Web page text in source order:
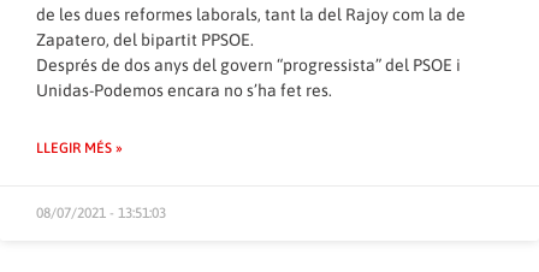
de les dues reformes laborals, tant la del Rajoy com la de
Zapatero, del bipartit PPSOE.
Després de dos anys del govern “progressista” del PSOE i
Unidas-Podemos encara no s’ha fet res.
LLEGIR MÉS »
08/07/2021 - 13:51:03